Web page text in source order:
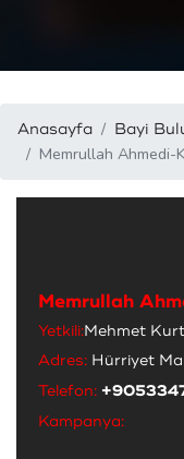
Anasayfa Bayi
Memrullah Ahmedi-
Memrullah
Yetkili:Mehmet
Adres: Hürriyet
Telefon:
Kampanya: